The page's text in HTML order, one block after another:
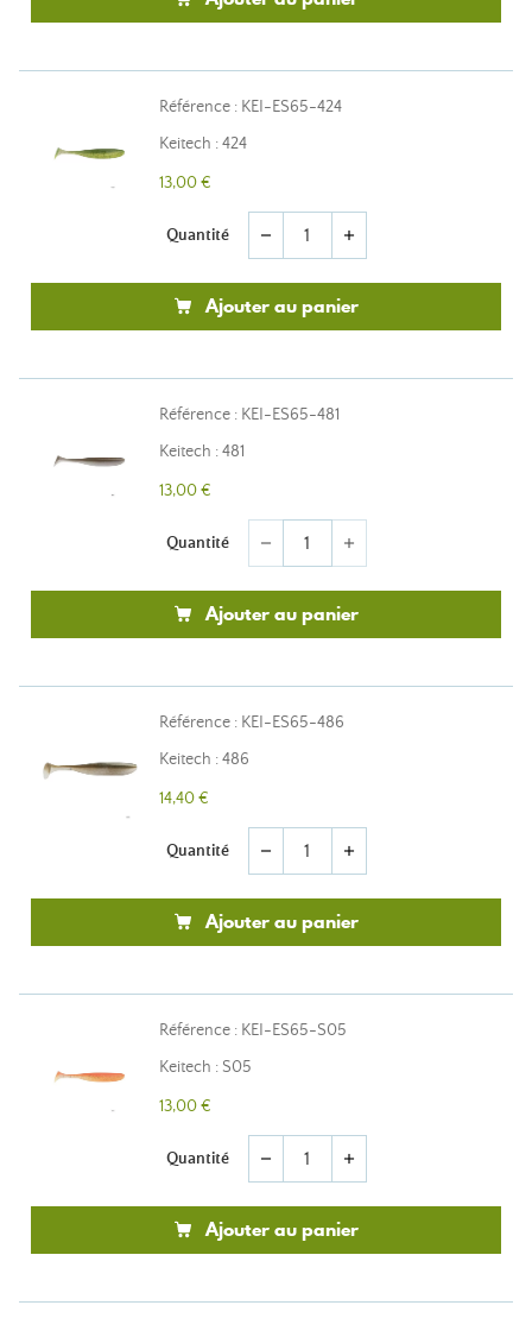
Référence : KEI-ES65-424
Keitech : 424
13,00 €
Quantité remove add
Ajouter au panier
Référence : KEI-ES65-481
Keitech : 481
13,00 €
Quantité remove add
Ajouter au panier
Référence : KEI-ES65-486
Keitech : 486
14,40 €
Quantité remove add
Ajouter au panier
Référence : KEI-ES65-S05
Keitech : S05
13,00 €
Quantité remove add
Ajouter au panier